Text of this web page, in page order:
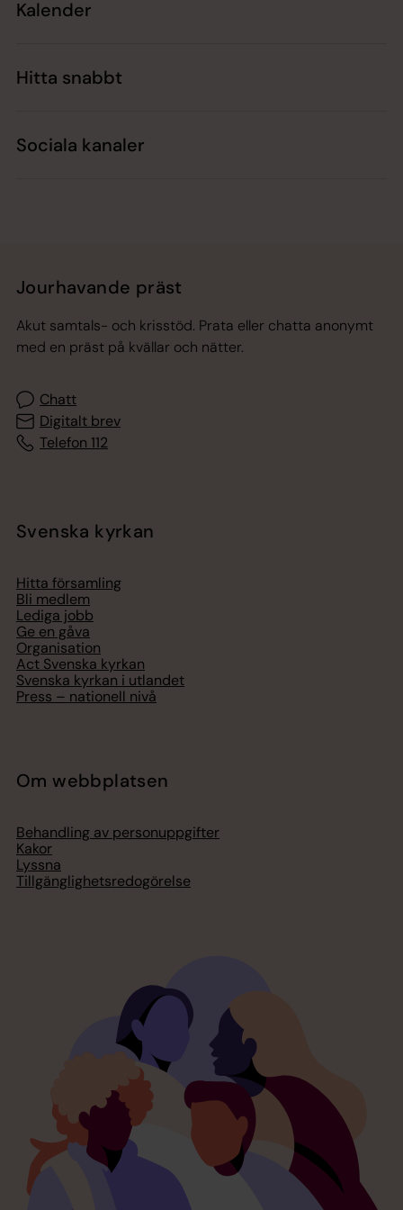
Kalender
Hitta snabbt
Sociala kanaler
Jourhavande präst
Akut samtals- och krisstöd. Prata eller chatta anonymt
med en präst på kvällar och nätter.
Chatt
Digitalt brev
Telefon 112
Svenska kyrkan
Hitta församling
Bli medlem
Lediga jobb
Ge en gåva
Organisation
Act Svenska kyrkan
Svenska kyrkan i utlandet
Press – nationell nivå
Om webbplatsen
Behandling av personuppgifter
Kakor
Lyssna
Tillgänglighetsredogörelse